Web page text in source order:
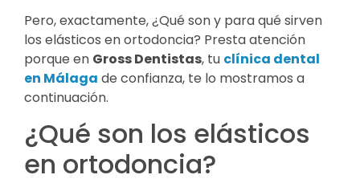
Pero, exactamente, ¿Qué son y para qué sirven
los elásticos en ortodoncia? Presta atención
porque en Gross Dentistas, tu clínica dental
en Málaga de confianza, te lo mostramos a
continuación.
¿Qué son los elásticos
en ortodoncia?